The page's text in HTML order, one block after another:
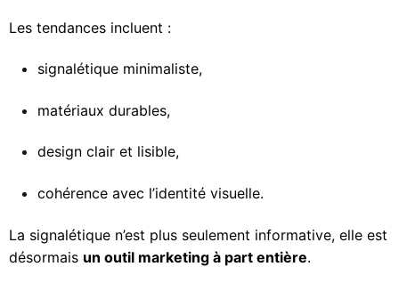
Les tendances incluent :
signalétique minimaliste,
matériaux durables,
design clair et lisible,
cohérence avec l’identité visuelle.
La signalétique n’est plus seulement informative, elle est
désormais un outil marketing à part entière.